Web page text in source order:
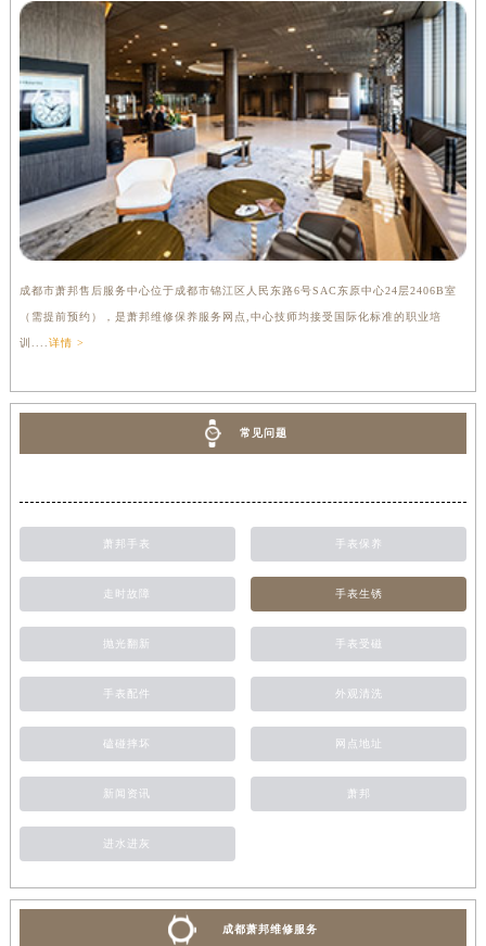
成都市萧邦售后服务中心位于成都市锦江区人民东路6号SAC东原中心24层2406B室
（需提前预约），是萧邦维修保养服务网点,中心技师均接受国际化标准的职业培
训.... 详情 >
常见问题
萧邦手表 手表保养
走时故障 手表生锈
抛光翻新 手表受磁
手表配件 外观清洗
磕碰摔坏 网点地址
新闻资讯 萧邦
进水进灰
成都萧邦维修服务